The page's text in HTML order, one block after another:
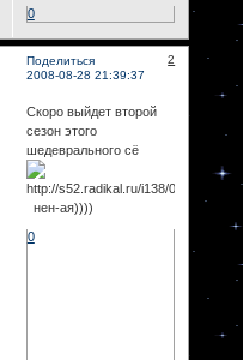
0
Поделиться
2
2008-08-28 21:39:37
Скоро выйдет второй
сезон этого
шедеврального сё
нен-ая))))
0